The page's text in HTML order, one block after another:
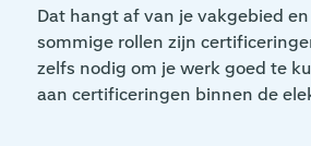
Dat hangt af van je vakgebied
sommige rollen zijn
zelfs nodig om je werk goed te
aan certificeringen binnen de